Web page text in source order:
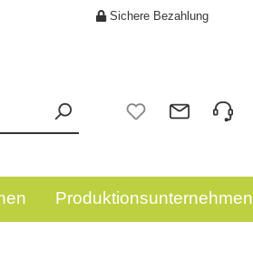
Sichere Bezahlung
Produktionsunternehmen